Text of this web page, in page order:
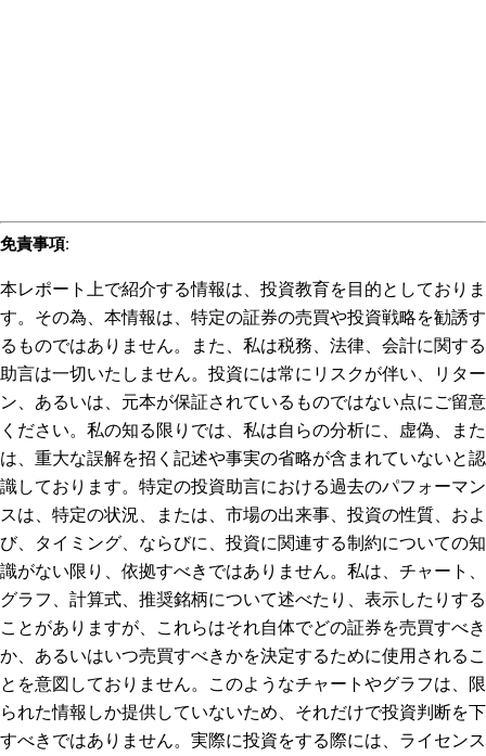
免責事項:
本レポート上で紹介する情報は、投資教育を目的としておりま
す。その為、本情報は、特定の証券の売買や投資戦略を勧誘す
るものではありません。また、私は税務、法律、会計に関する
助言は一切いたしません。投資には常にリスクが伴い、リター
ン、あるいは、元本が保証されているものではない点にご留意
ください。私の知る限りでは、私は自らの分析に、虚偽、また
は、重大な誤解を招く記述や事実の省略が含まれていないと認
識しております。特定の投資助言における過去のパフォーマン
スは、特定の状況、または、市場の出来事、投資の性質、およ
び、タイミング、ならびに、投資に関連する制約についての知
識がない限り、依拠すべきではありません。私は、チャート、
グラフ、計算式、推奨銘柄について述べたり、表示したりする
ことがありますが、これらはそれ自体でどの証券を売買すべき
か、あるいはいつ売買すべきかを決定するために使用されるこ
とを意図しておりません。このようなチャートやグラフは、限
られた情報しか提供していないため、それだけで投資判断を下
すべきではありません。実際に投資をする際には、ライセンス